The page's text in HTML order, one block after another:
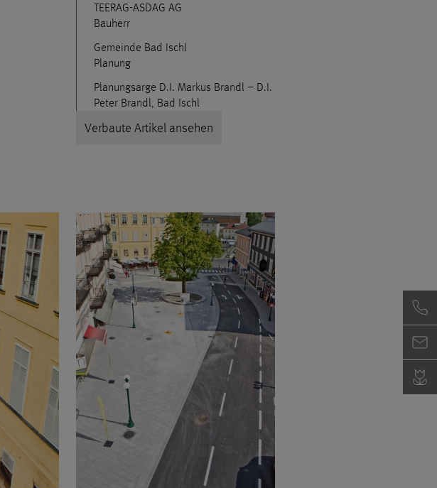
TEERAG-ASDAG AG
Bauherr
Gemeinde Bad Ischl
Planung
Planungsarge D.I. Markus Brandl – D.I.
Peter Brandl, Bad Ischl
Verbaute Artikel ansehen